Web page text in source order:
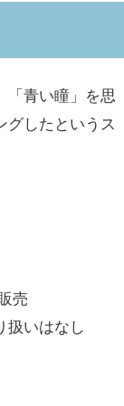
「青い瞳」を思
グしたというス
売
扱いはなし